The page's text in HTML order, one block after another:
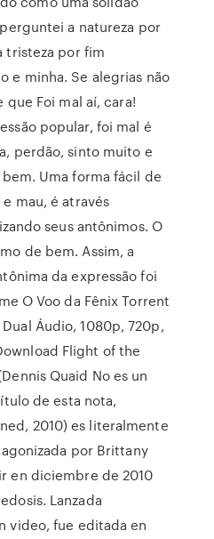
a natureza por
tristeza por fim
e minha. Se alegrias não
que Foi mal aí, cara!
popular, foi mal é
perdão, sinto muito e
Uma forma fácil de
mau, é através
seus antônimos. O
de bem. Assim, a
da expressão foi
O Voo da Fênix Torrent
Áudio, 1080p, 720p,
Flight of the
Quaid No es un
de esta nota,
2010) es literalmente
por Brittany
en diciembre de 2010
Lanzada
video, fue editada en